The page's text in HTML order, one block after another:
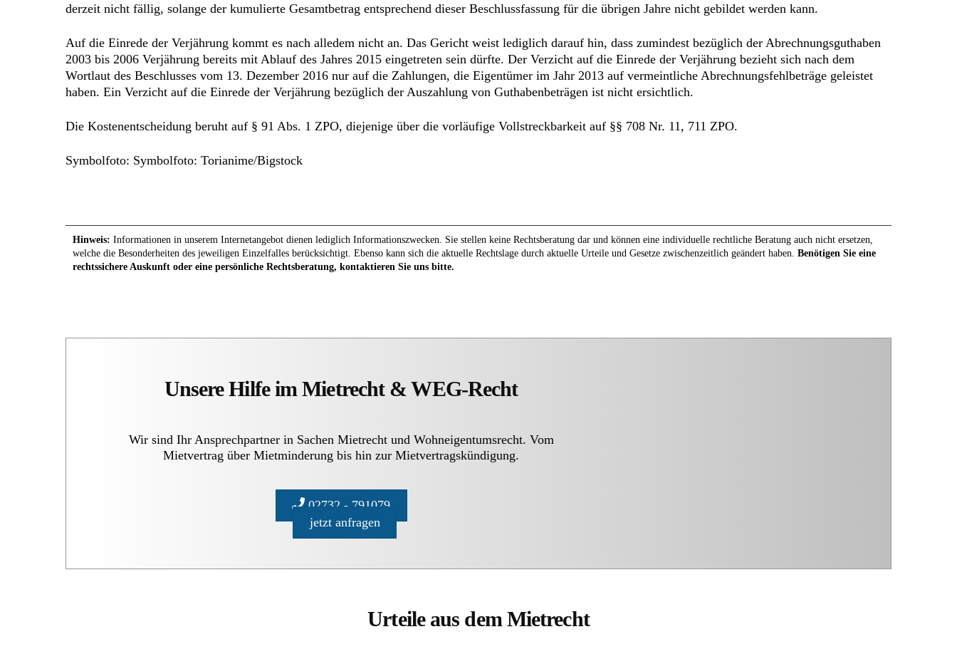
derzeit nicht fällig, solange der kumulierte Gesamtbetrag entsprechend dieser Beschlussfassung für die übrigen Jahre nicht gebildet werden kann.
Auf die Einrede der Verjährung kommt es nach alledem nicht an. Das Gericht weist lediglich darauf hin, dass zumindest bezüglich der Abrechnungsguthaben
2003 bis 2006 Verjährung bereits mit Ablauf des Jahres 2015 eingetreten sein dürfte. Der Verzicht auf die Einrede der Verjährung bezieht sich nach dem
Wortlaut des Beschlusses vom 13. Dezember 2016 nur auf die Zahlungen, die Eigentümer im Jahr 2013 auf vermeintliche Abrechnungsfehlbeträge geleistet
haben. Ein Verzicht auf die Einrede der Verjährung bezüglich der Auszahlung von Guthabenbeträgen ist nicht ersichtlich.
Die Kostenentscheidung beruht auf § 91 Abs. 1 ZPO, diejenige über die vorläufige Vollstreckbarkeit auf §§ 708 Nr. 11, 711 ZPO.
Symbolfoto: Symbolfoto: Torianime/Bigstock
Hinweis: Informationen in unserem Internetangebot dienen lediglich Informationszwecken. Sie stellen keine Rechtsberatung dar und können eine individuelle rechtliche Beratung auch nicht ersetzen,
welche die Besonderheiten des jeweiligen Einzelfalles berücksichtigt. Ebenso kann sich die aktuelle Rechtslage durch aktuelle Urteile und Gesetze zwischenzeitlich geändert haben. Benötigen Sie eine
rechtssichere Auskunft oder eine persönliche Rechtsberatung, kontaktieren Sie uns bitte.
Unsere Hilfe im Mietrecht & WEG-Recht
Wir sind Ihr Ansprechpartner in Sachen Mietrecht und Wohneigentumsrecht. Vom
Mietvertrag über Mietminderung bis hin zur Mietvertragskündigung.
02732 - 791079
jetzt anfragen
Urteile aus dem Mietrecht